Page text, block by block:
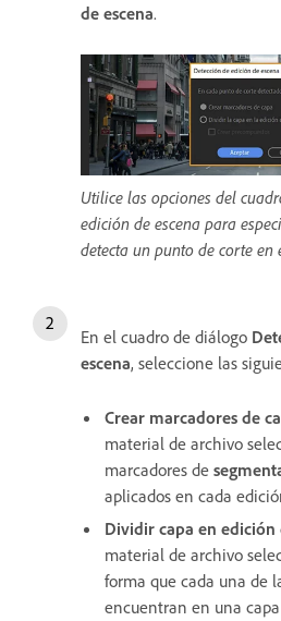
de escena.
Utilice las opciones del
edición de escena para
detecta un punto de corte
En el cuadro de diálogo
escena, seleccione las
Crear marcadores de
material de archivo
marcadores de
aplicados en cada
Dividir capa en edición
material de archivo
forma que cada una de
encuentran en una